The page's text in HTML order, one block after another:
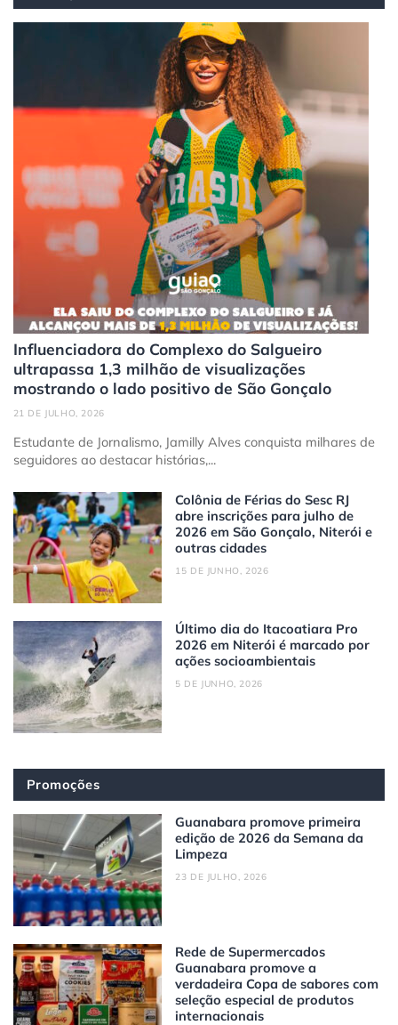
Influenciadora do Complexo do Salgueiro
ultrapassa 1,3 milhão de visualizações
mostrando o lado positivo de São Gonçalo
21 DE JULHO, 2026
Estudante de Jornalismo, Jamilly Alves conquista milhares de
seguidores ao destacar histórias,...
Colônia de Férias do Sesc RJ
abre inscrições para julho de
2026 em São Gonçalo, Niterói e
outras cidades
15 DE JUNHO, 2026
Último dia do Itacoatiara Pro
2026 em Niterói é marcado por
ações socioambientais
5 DE JUNHO, 2026
Promoções
Guanabara promove primeira
edição de 2026 da Semana da
Limpeza
23 DE JULHO, 2026
Rede de Supermercados
Guanabara promove a
verdadeira Copa de sabores com
seleção especial de produtos
internacionais